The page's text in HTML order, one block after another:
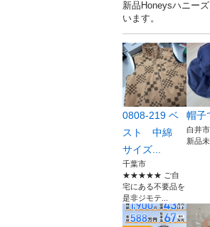
新品Honeysハニー
います。
0808-219 ベ
スト 中綿
サイズ...
千葉市
★★★★★ ご自
宅にある不要品を
是非ジモテ...
帽子
白井市
新品